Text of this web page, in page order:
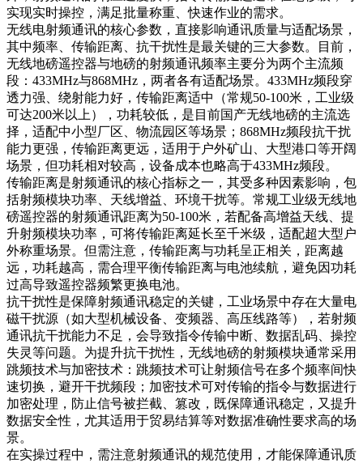
实现实时操控，满足批量称重、快速作业的需求。
无线电射频通讯的核心参数，直接影响通讯质量与适配场景，
其中频率、传输距离、抗干扰性是最关键的三大参数。目前，
无线地磅遥控器与地磅的射频通讯频率主要分为两个主流频
段：433MHz与868MHz，两者各有适配场景。433MHz频段穿
透力强、绕射能力好，传输距离适中（常规50-100米，工业级
可达200米以上），功耗较低，是目前国产无线地磅的主流选
择，适配中小型厂区、物流园区等场景；868MHz频段抗干扰
能力更强，传输距离更远，适用于户外矿山、大型港口等开阔
场景，但功耗相对较高，设备成本也略高于433MHz频段。
传输距离是射频通讯的核心指标之一，其受多种因素影响，包
括射频模块功率、天线增益、环境干扰等。常规工业级无线地
磅遥控器的射频通讯距离为50-100米，若配备高增益天线、提
升射频模块功率，可将传输距离延长至千米级，适配超大型户
外称重场景。但需注意，传输距离与功耗呈正相关，距离越
远，功耗越高，需合理平衡传输距离与电池续航，避免因功耗
过高导致遥控器频繁更换电池。
抗干扰性是保障射频通讯稳定的关键，工业场景中存在大量电
磁干扰源（如大型机械设备、变频器、高压线路等），若射频
通讯抗干扰能力不足，会导致指令传输中断、数据乱码、操控
失灵等问题。为提升抗干扰性，无线地磅的射频模块通常采用
跳频技术与加密技术：跳频技术可让射频信号在多个频率间快
速切换，避开干扰频段；加密技术可对传输的指令与数据进行
加密处理，防止信号被拦截、篡改，既保障通讯稳定，又提升
数据安全性，尤其适用于贸易结算等对数据准确性要求高的场
景。
在实操过程中，需注意射频通讯的规范使用，才能保障通讯质